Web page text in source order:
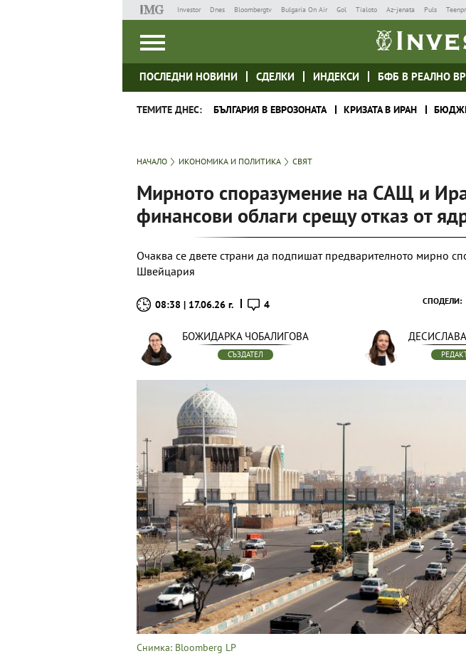
Investor Dnes Bloombergtv Bulgaria On Air Gol Tialoto Az-jenata Puls
ПОСЛЕДНИ НОВИНИ СДЕЛКИ ИНДЕКСИ БФБ В РЕАЛНО
ТЕМИТЕ ДНЕС: БЪЛГАРИЯ В ЕВРОЗОНАТА КРИЗАТА В ИРАН
НАЧАЛО ИКОНОМИКА И ПОЛИТИКА СВЯТ
Мирното споразумение на САЩ и
финансови облаги срещу отказ от
Очаква се двете страни да подпишат предварителното мирно
Швейцария
08:38 | 17.06.26 г. 4 СПОДЕЛИ:
БОЖИДАРКА ЧОБАЛИГОВА
СЪЗДАТЕЛ
Снимка: Bloomberg LP